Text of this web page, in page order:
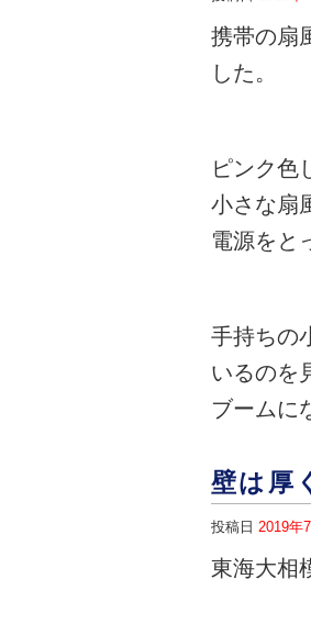
携帯の扇
した。
ピンク色
小さな扇
電源をと
手持ちの
いるのを
ブームに
壁は厚
投稿日 2019年
東海大相